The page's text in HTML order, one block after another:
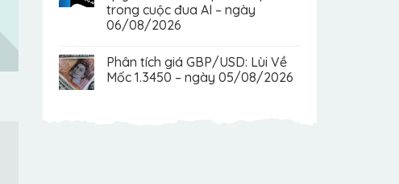
trong cuộc đua AI – ngày
06/08/2026
Phân tích giá GBP/USD: Lùi Về
Mốc 1.3450 – ngày 05/08/2026